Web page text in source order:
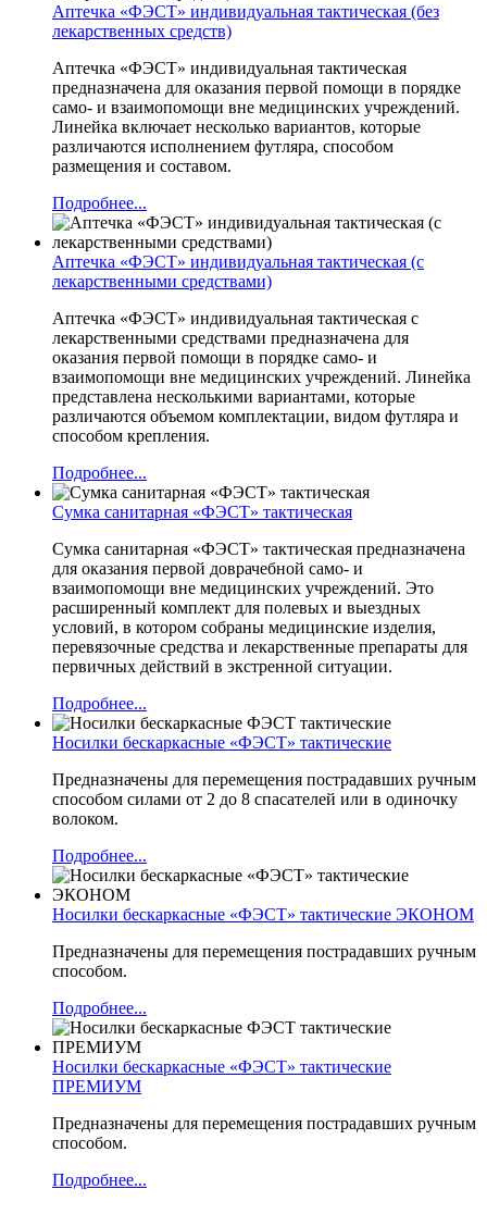
Аптечка «ФЭСТ» индивидуальная тактическая (без
лекарственных средств)
Аптечка «ФЭСТ» индивидуальная тактическая
предназначена для оказания первой помощи в порядке
само- и взаимопомощи вне медицинских учреждений.
Линейка включает несколько вариантов, которые
различаются исполнением футляра, способом
размещения и составом.
Подробнее...
Аптечка «ФЭСТ» индивидуальная тактическая (с
лекарственными средствами)
Аптечка «ФЭСТ» индивидуальная тактическая с
лекарственными средствами предназначена для
оказания первой помощи в порядке само- и
взаимопомощи вне медицинских учреждений. Линейка
представлена несколькими вариантами, которые
различаются объемом комплектации, видом футляра и
способом крепления.
Подробнее...
Сумка санитарная «ФЭСТ» тактическая
Сумка санитарная «ФЭСТ» тактическая предназначена
для оказания первой доврачебной само- и
взаимопомощи вне медицинских учреждений. Это
расширенный комплект для полевых и выездных
условий, в котором собраны медицинские изделия,
перевязочные средства и лекарственные препараты для
первичных действий в экстренной ситуации.
Подробнее...
Носилки бескаркасные «ФЭСТ» тактические
Предназначены для перемещения пострадавших ручным
способом силами от 2 до 8 спасателей или в одиночку
волоком.
Подробнее...
Носилки бескаркасные «ФЭСТ» тактические ЭКОНОМ
Предназначены для перемещения пострадавших ручным
способом.
Подробнее...
Носилки бескаркасные «ФЭСТ» тактические
ПРЕМИУМ
Предназначены для перемещения пострадавших ручным
способом.
Подробнее...